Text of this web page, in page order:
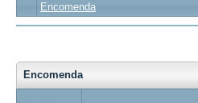
Encomenda
Encomenda